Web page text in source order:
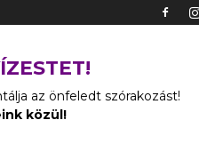
az önfeledt szórakozást!
közül!